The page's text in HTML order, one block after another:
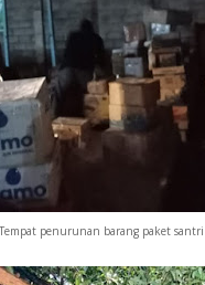
Tempat penurunan barang paket santri